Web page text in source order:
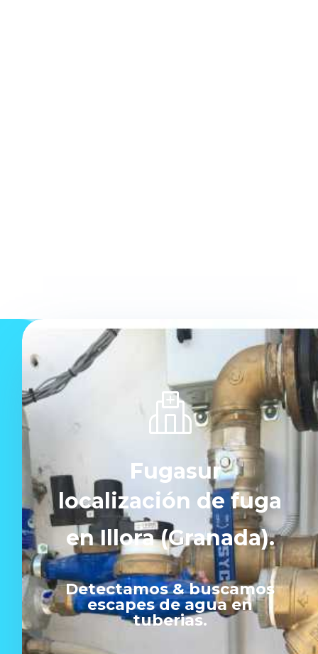
Fugasur
localización de fuga
en Illora (Granada).
Detectamos & buscamos
escapes de agua en
tuberias.